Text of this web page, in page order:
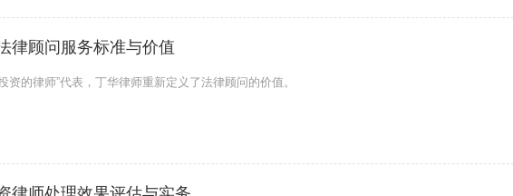
律顾问服务标准与价值
的律师”代表，丁华律师重新定义了法律顾问的价值。